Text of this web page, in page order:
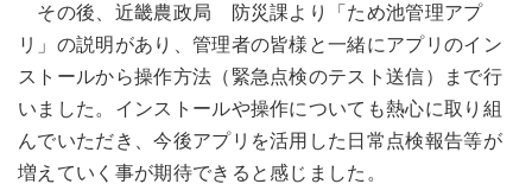
その後、近畿農政局 防災課より「ため池管理アプ
リ」の説明があり、管理者の皆様と一緒にアプリのイン
ストールから操作方法（緊急点検のテスト送信）まで行
いました。インストールや操作についても熱心に取り組
んでいただき、今後アプリを活用した日常点検報告等が
増えていく事が期待できると感じました。